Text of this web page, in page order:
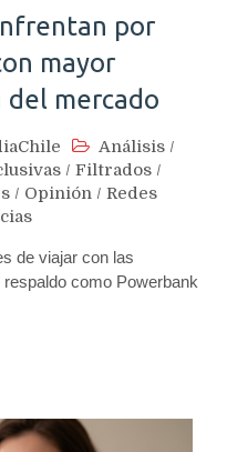
por
mayor
del mercado
Análisis /
/ Filtrados /
/ Opinión / Redes
de viajar con las
como Powerbank